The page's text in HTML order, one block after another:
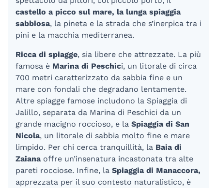
castello a picco sul mare, la lunga spiaggia
sabbiosa, la pineta e la strada che s’inerpica tra i
pini e la macchia mediterranea.
Ricca di spiagge, sia libere che attrezzate. La più
famosa è Marina di Peschici, un litorale di circa
700 metri caratterizzato da sabbia fine e un
mare con fondali che degradano lentamente.
Altre spiagge famose includono la Spiaggia di
Jalillo, separata da Marina di Peschici da un
grande macigno roccioso, e la Spiaggia di San
Nicola, un litorale di sabbia molto fine e mare
limpido. Per chi cerca tranquillità, la Baia di
Zaiana offre un’insenatura incastonata tra alte
pareti rocciose. Infine, la Spiaggia di Manaccora,
apprezzata per il suo contesto naturalistico, è